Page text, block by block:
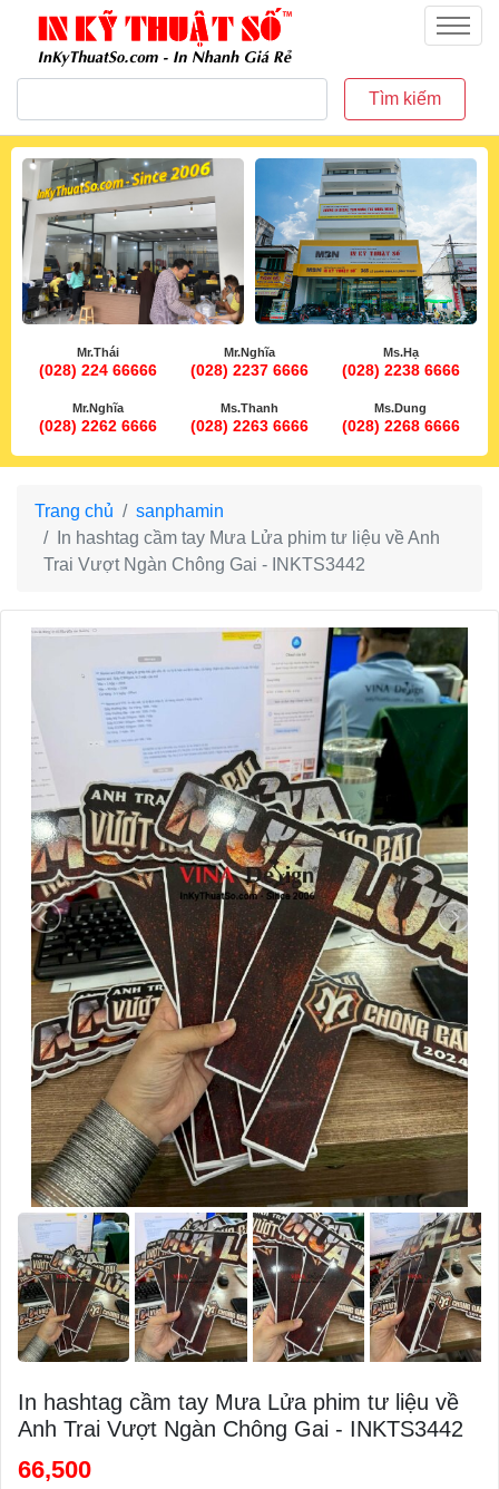
inkythuatso.com
Menu
Tìm kiếm
Mr.Thái
(028) 224 66666
Mr.Nghĩa
(028) 2237 6666
Ms.Hạ
(028) 2238 6666
Mr.Nghĩa
(028) 2262 6666
Ms.Thanh
(028) 2263 6666
Ms.Dung
(028) 2268 6666
Trang chủ
sanphamin
In hashtag cầm tay Mưa Lửa phim tư liệu về Anh
Trai Vượt Ngàn Chông Gai - INKTS3442
In hashtag cầm tay Mưa Lửa phim tư liệu về
Anh Trai Vượt Ngàn Chông Gai - INKTS3442
66,500